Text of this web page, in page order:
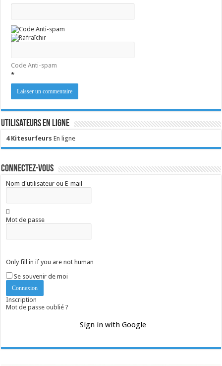
Code Anti-spam
*
Utilisateurs en ligne
4 Kitesurfeurs En ligne
Connectez-vous
Nom d'utilisateur ou E-mail
Mot de passe
Only fill in if you are not human
Se souvenir de moi
Inscription
Mot de passe oublié ?
Sign in with Google